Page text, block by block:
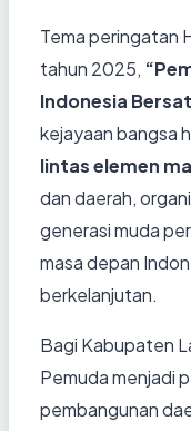
Tema peringatan
tahun 2025,
Indonesia
kejayaan bangsa
lintas elemen
dan daerah,
generasi muda
masa depan
berkelanjutan.
Bagi Kabupaten
Pemuda menjadi
pembangunan